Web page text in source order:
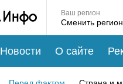
Ваш регион
Новости О сайте